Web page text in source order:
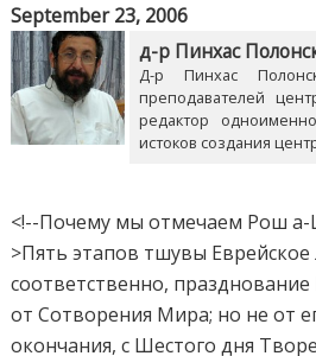
September 23, 2006
д-р Пинхас
Д-р Пинхас
преподавателей
редактор
истоков создания
<!--Почему мы отмечаем Рош
>Пять этапов тшувы Еврейское
соответственно,
от Сотворения Мира; но не от
окончания, с Шестого дня